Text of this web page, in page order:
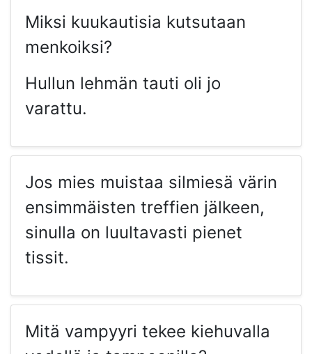
Miksi kuukautisia kutsutaan
menkoiksi?
Hullun lehmän tauti oli jo
varattu.
Jos mies muistaa silmiesä värin
ensimmäisten treffien jälkeen,
sinulla on luultavasti pienet
tissit.
Mitä vampyyri tekee kiehuvalla